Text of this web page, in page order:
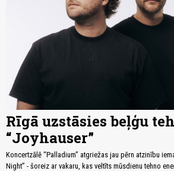
Rīgā uzstāsies beļģu
“Joyhauser”
Koncertzālē “Palladium” atgriežas jau pērn atzinību
Night” - šoreiz ar vakaru, kas veltīts mūsdienu tehno